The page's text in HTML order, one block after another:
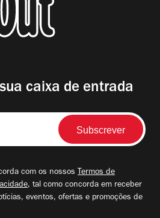
caixa de entrada
com os nossos Termos de
, tal como concorda em receber
eventos, ofertas e promoções de